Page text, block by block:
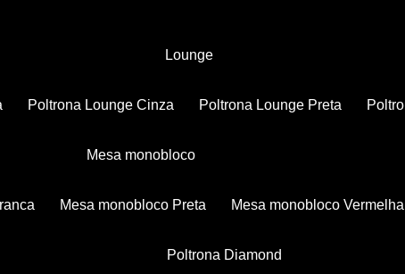
Lounge
Poltrona Lounge Cinza Poltrona Lounge Preta
Mesa monobloco
Mesa monobloco Preta Mesa monobloco Vermelha
Poltrona Diamond